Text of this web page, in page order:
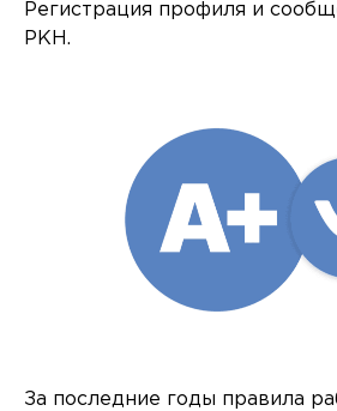
Регистрация профиля и
РКН.
За последние годы правила